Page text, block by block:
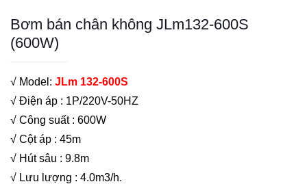
Bơm bán chân không JLm132-600S
(600W)
√ Model: JLm 132-600S
√ Điện áp : 1P/220V-50HZ
√ Công suất : 600W
√ Cột áp : 45m
√ Hút sâu : 9.8m
√ Lưu lượng : 4.0m3/h.